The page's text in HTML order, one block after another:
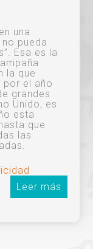
una
pueda
Esa es la
la que
por el año
grandes
Unido, es
esta
que
las
Leer más